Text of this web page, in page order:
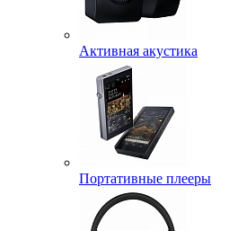
Активная акустика
Портативные плееры